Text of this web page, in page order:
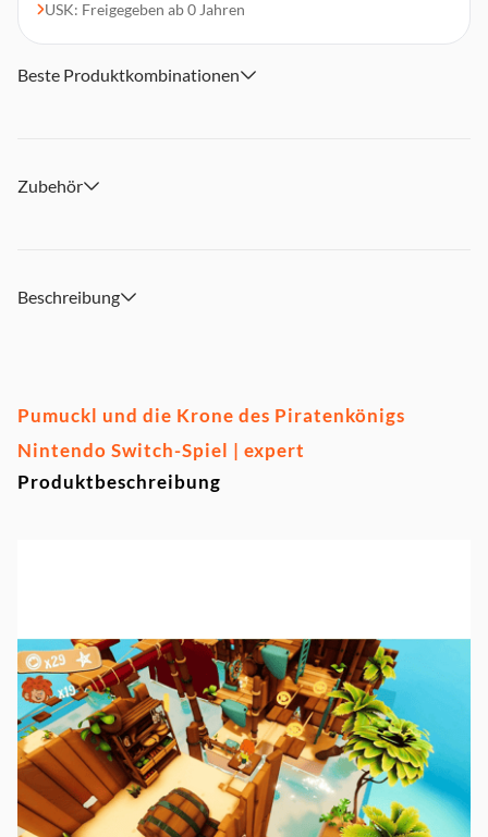
USK: Freigegeben ab 0 Jahren
Beste Produktkombinationen
Zubehör
Beschreibung
Pumuckl und die Krone des Piratenkönigs
Nintendo Switch-Spiel | expert
Produktbeschreibung